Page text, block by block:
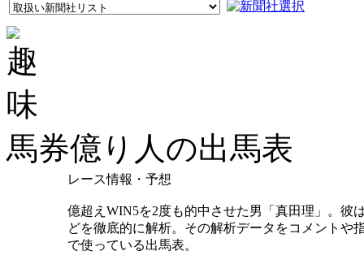
馬券億り人の出馬表
レース情報・予想
億超えWIN5を2度も的中させた男「真田理」。彼
どを徹底的に解析。その解析データをコメントや
で使っている出馬表。